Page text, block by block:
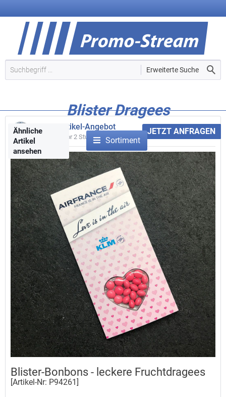
Blister Dragees
Sortiment
Erweiterte Suche
Werbeartikel-Angebot
Gepostet vor 2 Stunden
Blister-Bonbons - leckere Fruchtdragees
[Artikel-Nr: P94261]
JETZT ANFRAGEN
Ähnliche
Artikel
ansehen